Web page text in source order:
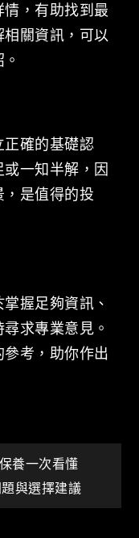
，有助找到最
關資訊，可以
正確的基礎認
一知半解，因
是值得的投
握足夠資訊、
求專業意見。
考，助你作出
養一次看懂
與選擇建議